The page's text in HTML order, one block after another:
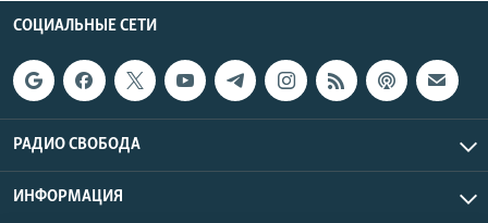
СОЦИАЛЬНЫЕ СЕТИ
РАДИО СВОБОДА
ИНФОРМАЦИЯ